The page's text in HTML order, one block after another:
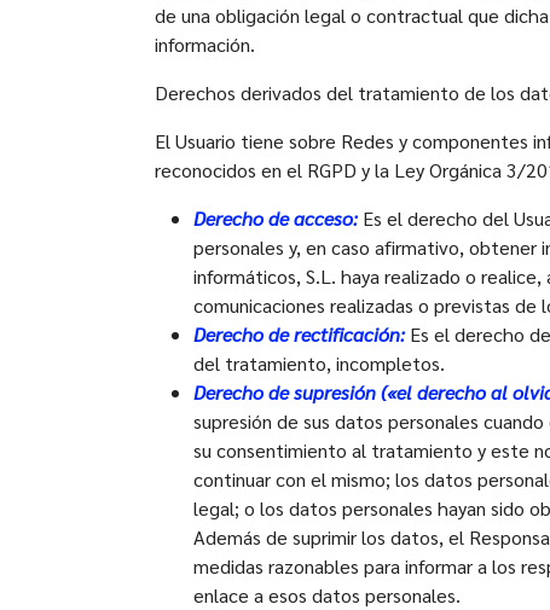
de una obligación legal o contractual que
información.
Derechos derivados del tratamiento de los
El Usuario tiene sobre Redes y componentes
reconocidos en el RGPD y la Ley Orgánica 3/
Derecho de acceso:Es el derecho del
personales y, en caso afirmativo,
informáticos, S.L. haya realizado o
comunicaciones realizadas o previstas de
Derecho de rectificación:Es el derecho
del tratamiento, incompletos.
Derecho de supresión («el derecho al
supresión de sus datos personales
su consentimiento al tratamiento y este
continuar con el mismo; los datos
legal; o los datos personales hayan sido
Además de suprimir los datos, el
medidas razonables para informar a los
enlace a esos datos personales.